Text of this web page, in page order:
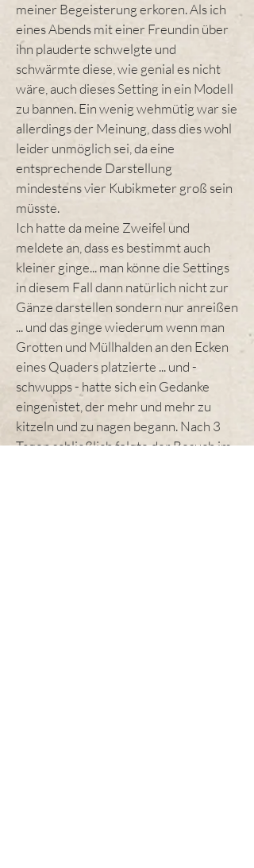
meiner Begeisterung erkoren. Als ich
eines Abends mit einer Freundin über
ihn plauderte schwelgte und
schwärmte diese, wie genial es nicht
wäre, auch dieses Setting in ein Modell
zu bannen. Ein wenig wehmütig war sie
allerdings der Meinung, dass dies wohl
leider unmöglich sei, da eine
entsprechende Darstellung
mindestens vier Kubikmeter groß sein
müsste.
Ich hatte da meine Zweifel und
meldete an, dass es bestimmt auch
kleiner ginge... man könne die Settings
in diesem Fall dann natürlich nicht zur
Gänze darstellen sondern nur anreißen
... und das ginge wiederum wenn man
Grotten und Müllhalden an den Ecken
eines Quaders platzierte ... und -
schwupps - hatte sich ein Gedanke
eingenistet, der mehr und mehr zu
kitzeln und zu nagen begann. Nach 3
Tagen schließlich folgte der Besuch im